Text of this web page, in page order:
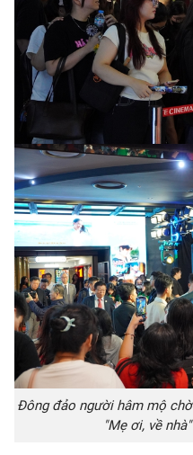
Đông đảo người hâm mộ
"Mẹ ơi, về